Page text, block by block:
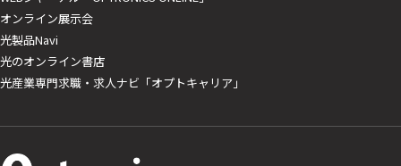
オンライン展示会
光製品Navi
光のオンライン書店
光産業専門求職・求人ナビ「オプトキャリア」